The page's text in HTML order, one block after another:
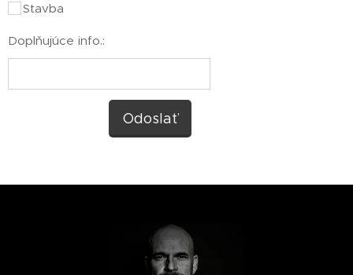
Stavba
Doplňujúce info.:
Odoslať